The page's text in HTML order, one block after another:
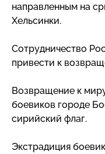
направленным на
Хельсинки.
Сотрудничество
привести к
Возвращение к
боевиков городе
сирийский флаг.
Экстрадиция